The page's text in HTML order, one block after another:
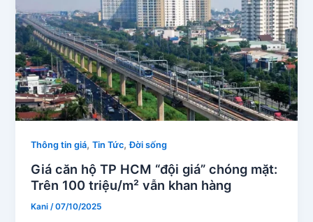
Thông tin giá,Tin Tức,Đời sống
Giá căn hộ TP HCM “đội giá” chóng mặt:
Trên 100 triệu/m² vẫn khan hàng
Kani /07/10/2025